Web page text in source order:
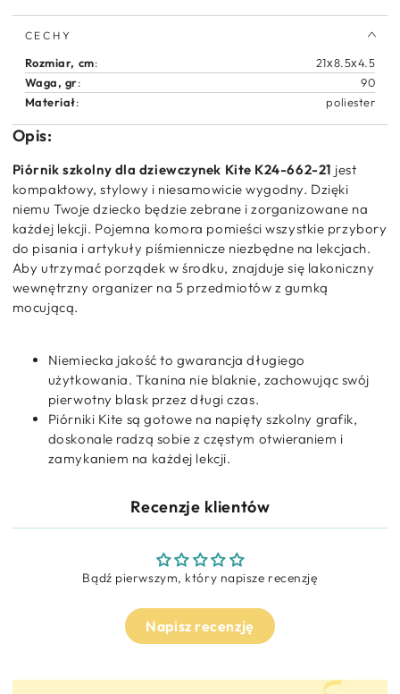
dziewczynki
szkoły
Get
It
szkoły
CECHY
Rozmiar, cm:
21х8.5х4.5
Waga, gr:
90
Materiał: poliester
Opis:
Piórnik szkolny dla dziewczynek Kite K24-662-21 jest
kompaktowy, stylowy i niesamowicie wygodny. Dzięki
niemu Twoje dziecko będzie zebrane i zorganizowane na
każdej lekcji. Pojemna komora pomieści wszystkie przybory
do pisania i artykuły piśmiennicze niezbędne na lekcjach.
Aby utrzymać porządek w środku, znajduje się lakoniczny
wewnętrzny organizer na 5 przedmiotów z gumką
mocującą.
Niemiecka jakość to gwarancja długiego
użytkowania. Tkanina nie blaknie, zachowując swój
pierwotny blask przez długi czas.
Piórniki Kite są gotowe na napięty szkolny grafik,
doskonale radzą sobie z częstym otwieraniem i
zamykaniem na każdej lekcji.
Recenzje klientów
Bądź pierwszym, który napisze recenzję
Napisz recenzję